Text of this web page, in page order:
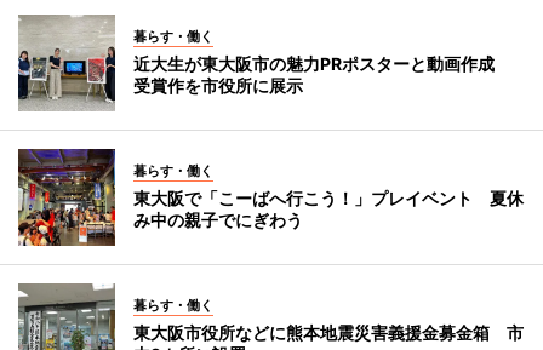
暮らす・働く
近大生が東大阪市の魅力PRポスターと動画作成
受賞作を市役所に展示
暮らす・働く
東大阪で「こーばへ行こう！」プレイベント 夏休
み中の親子でにぎわう
暮らす・働く
東大阪市役所などに熊本地震災害義援金募金箱 市